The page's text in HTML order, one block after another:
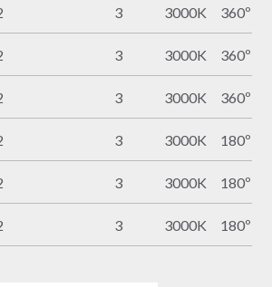
3 3000K 360º
3 3000K 360º
3 3000K 360º
3 3000K 180º
3 3000K 180º
3 3000K 180º